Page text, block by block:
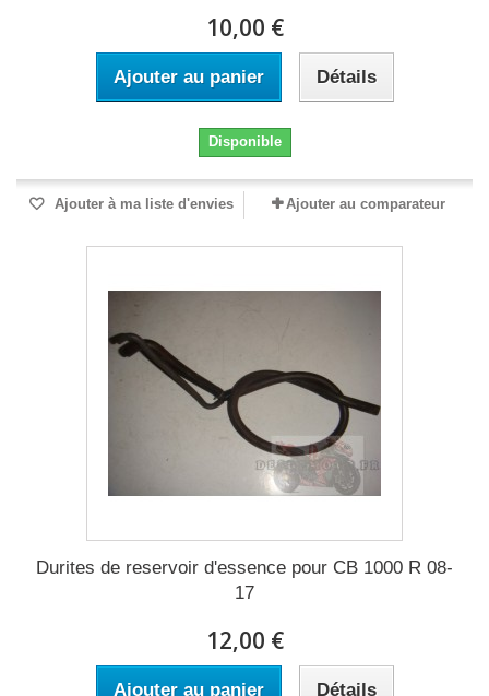
10,00 €
Ajouter au panier Détails
Disponible
Ajouter à ma liste d'envies Ajouter au comparateur
Durites de reservoir d'essence pour CB 1000 R 08-
17
12,00 €
Ajouter au panier Détails